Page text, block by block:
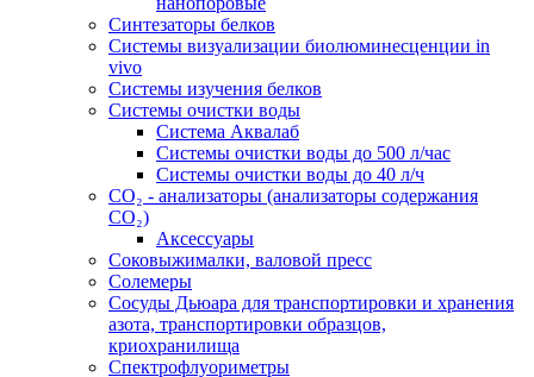
Синтезаторы белков
Системы визуализации биолюминесценции in
vivo
Системы изучения белков
Системы очистки воды
Система Аквалаб
Системы очистки воды до 500 л/час
Системы очистки воды до 40 л/ч
СО₂ - анализаторы (анализаторы содержания
СО₂)
Аксессуары
Соковыжималки, валовой пресс
Солемеры
Сосуды Дьюара для транспортировки и хранения
азота, транспортировки образцов,
криохранилища
Спектрофлуориметры